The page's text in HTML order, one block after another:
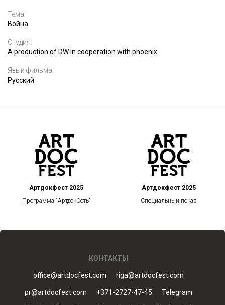
Тема:
Война
Студия:
A production of DW in cooperation with phoenix
Язык фильма:
Русский
Артдокфест 2025
Программа "АртдокСеть"
Артдокфест 2025
Специальный показ
КОНТАКТЫ
office@artdocfest.com riga@artdocfest.com
pr@artdocfest.com +371-2727-47-45 Telegram